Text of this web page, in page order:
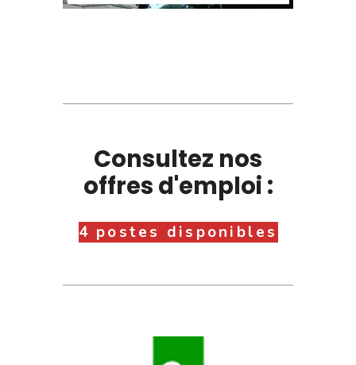
Consultez nos
offres d'emploi :
4 postes disponibles